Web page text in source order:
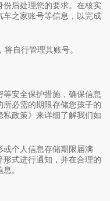
后处理您的要求。在核实
之家账号等信息，以完成
自行管理其账号。
安全保护措施，确保信息
必需的期限存储您孩子的
政策》来详细了解我们如
或个人信息存储期限届满
式进行通知，并在合理的
。